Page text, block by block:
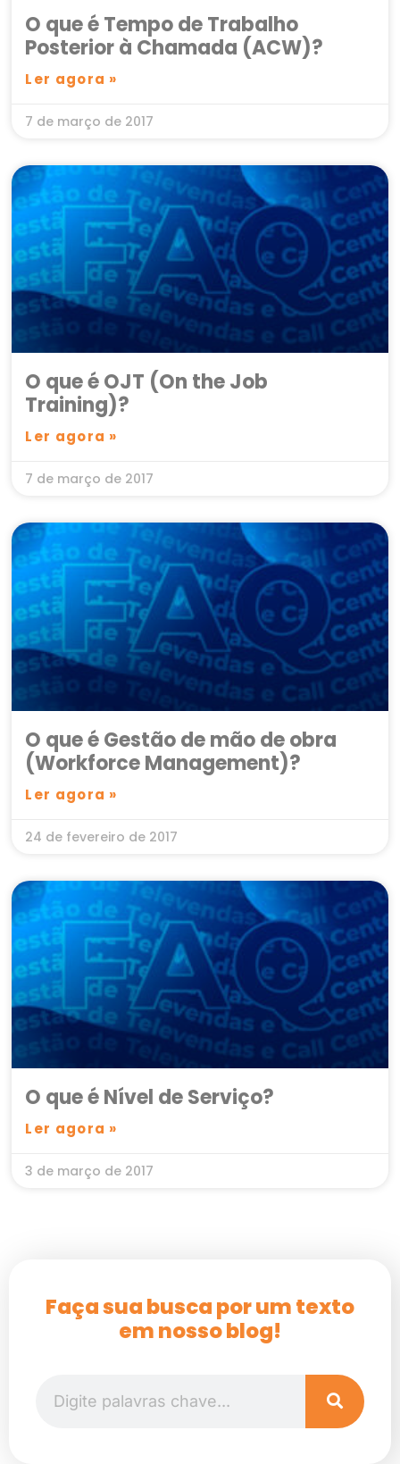
O que é Tempo de Trabalho
Posterior à Chamada (ACW)?
Ler agora »
7 de março de 2017
O que é OJT (On the Job
Training)?
Ler agora »
7 de março de 2017
O que é Gestão de mão de obra
(Workforce Management)?
Ler agora »
24 de fevereiro de 2017
O que é Nível de Serviço?
Ler agora »
3 de março de 2017
Faça sua busca por um texto
em nosso blog!